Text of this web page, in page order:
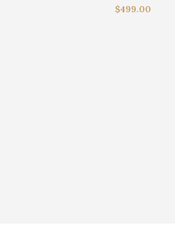
$499.00